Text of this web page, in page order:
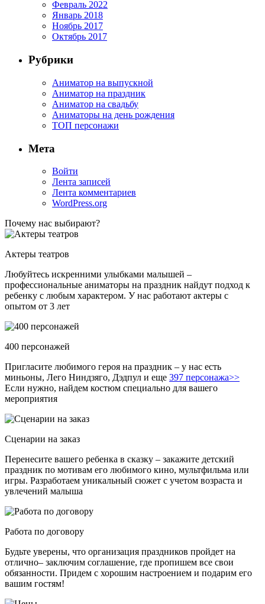
Февраль 2022
Январь 2018
Ноябрь 2017
Октябрь 2017
Рубрики
Аниматор на выпускной
Аниматор на праздник
Аниматор на свадьбу
Аниматоры на день рождения
ТОП персонажи
Мета
Войти
Лента записей
Лента комментариев
WordPress.org
Почему нас выбирают?
Актеры театров
Любуйтесь искренними улыбками малышей –
профессиональные аниматоры на праздник найдут подход к
ребенку с любым характером. У нас работают актеры с
опытом от 3 лет
400 персонажей
Пригласите любимого героя на праздник – у нас есть
миньоны, Лего Ниндзяго, Дэдпул и еще 397 персонажа>>
Если нужно, найдем костюм специально для вашего
мероприятия
Сценарии на заказ
Перенесите вашего ребенка в сказку – закажите детский
праздник по мотивам его любимого кино, мультфильма или
игры. Разработаем уникальный сюжет с учетом возраста и
увлечений малыша
Работа по договору
Будьте уверены, что организация праздников пройдет на
отлично– заключим соглашение, где пропишем все свои
обязанности. Придем с хорошим настроением и подарим его
вашим гостям!